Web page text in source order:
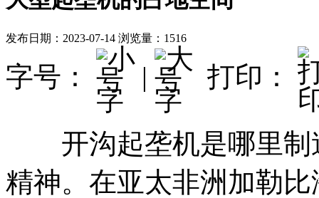
发布日期：2023-07-14 浏览量：1516
字号： | 打印：
开沟起垄机是哪里制
精神。在亚太非洲加勒